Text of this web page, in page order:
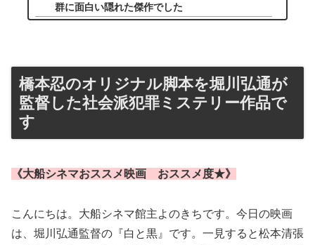
群に面白い隠れた傑作でした
橋本忍のオリジナル脚本を堀川弘通が
監督した社会派犯罪ミステリー作品で
す
《大船シネマおススメ映画 おススメ度★》
こんにちは。大船シネマ館主よのきちです。今日の映画
は、堀川弘通監督の『白と黒』です。一見すると松本清張